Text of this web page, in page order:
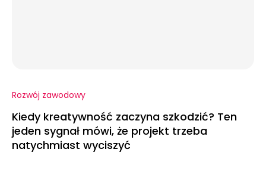
Rozwój zawodowy
Kiedy kreatywność zaczyna szkodzić? Ten
jeden sygnał mówi, że projekt trzeba
natychmiast wyciszyć